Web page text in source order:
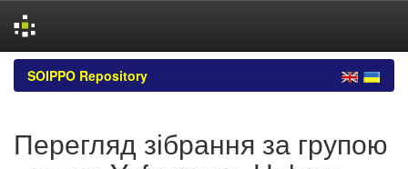
Skip
navigation
SOIPPO Repository
Перегляд зібрання за групою